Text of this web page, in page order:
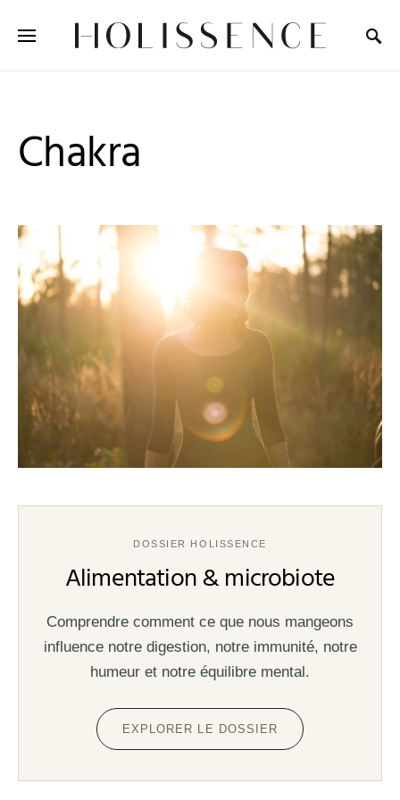
Chakra
DOSSIER HOLISSENCE
Alimentation & microbiote
Comprendre comment ce que nous mangeons
influence notre digestion, notre immunité, notre
humeur et notre équilibre mental.
EXPLORER LE DOSSIER